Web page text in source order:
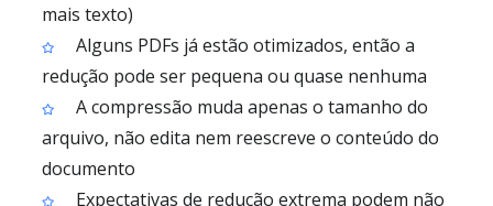
mais texto)
Alguns PDFs já estão otimizados, então a
redução pode ser pequena ou quase nenhuma
A compressão muda apenas o tamanho do
arquivo, não edita nem reescreve o conteúdo do
documento
Expectativas de redução extrema podem não